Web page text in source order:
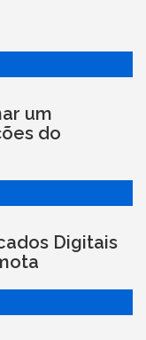
um
do
Digitais